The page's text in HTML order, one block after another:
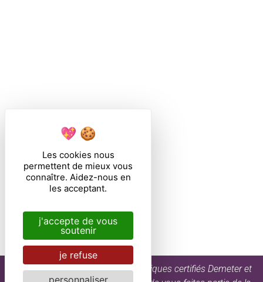
En buvant les vins bio et biodynamiques certifiés Demeter et
Les cookies nous
permettent de mieux vous
connaître. Aidez-nous en
les acceptant.
j'accepte de vous
soutenir
je refuse
personnaliser